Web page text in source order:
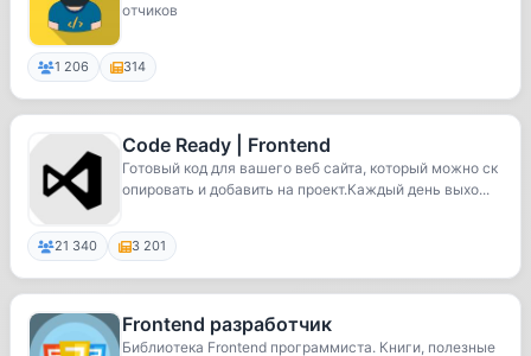
отчиков
1 206 314
Code Ready | Frontend
Готовый код для вашего веб сайта, который можно ск
опировать и добавить на проект.Каждый день выхо...
21 340 3 201
Frontend разработчик
Библиотека Frontend программиста. Книги, полезные